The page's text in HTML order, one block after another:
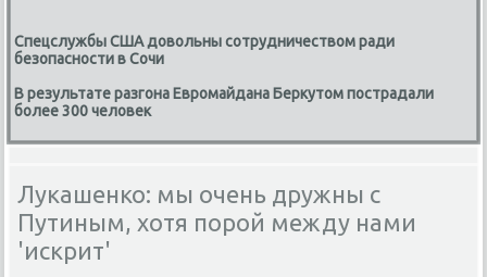
Спецслужбы США довольны сотрудничеством ради
безопасности в Сочи
В результате разгона Евромайдана Беркутом пострадали
более 300 человек
Лукашенко: мы очень дружны с
Путиным, хотя порой между нами
'искрит'